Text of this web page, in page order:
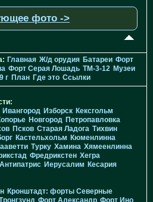
фото ->
Главная Ж/д орудия Батареи Форт
Форт Серая Лошадь TM-3-12 Музеи
г План Где это Ссылки
Ивангород Изборск Кексгольм
Новгород Петропавловка
Псков Старая Ладога Тихвин
Кастельхольм Кюменлинна
Турку Хамина Хямеенлинна
Фредрикстен Хегра
Антипатрис Иерусалим Кесария
Кронштадт: форты Северные
Форт Александр Форт Ино